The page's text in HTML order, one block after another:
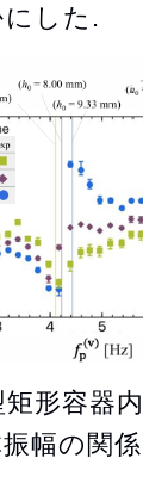
した.
矩形容器
幅の関